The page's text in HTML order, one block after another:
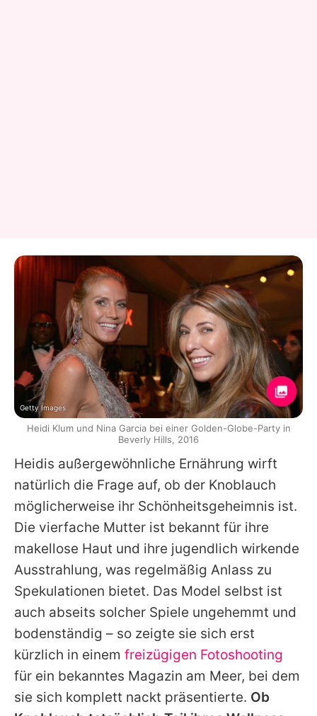
Heidis außergewöhnliche Ernährung wirft
natürlich die Frage auf, ob der Knoblauch
möglicherweise ihr Schönheitsgeheimnis ist.
Die vierfache Mutter ist bekannt für ihre
makellose Haut und ihre jugendlich wirkende
Ausstrahlung, was regelmäßig Anlass zu
Spekulationen bietet. Das Model selbst ist
auch abseits solcher Spiele ungehemmt und
bodenständig – so zeigte sie sich erst
kürzlich in einem freizügigen Fotoshooting
für ein bekanntes Magazin am Meer, bei dem
sie sich komplett nackt präsentierte. Ob
Getty Images
Heidi Klum und Nina Garcia bei einer Golden-Globe-Party in
Beverly Hills, 2016